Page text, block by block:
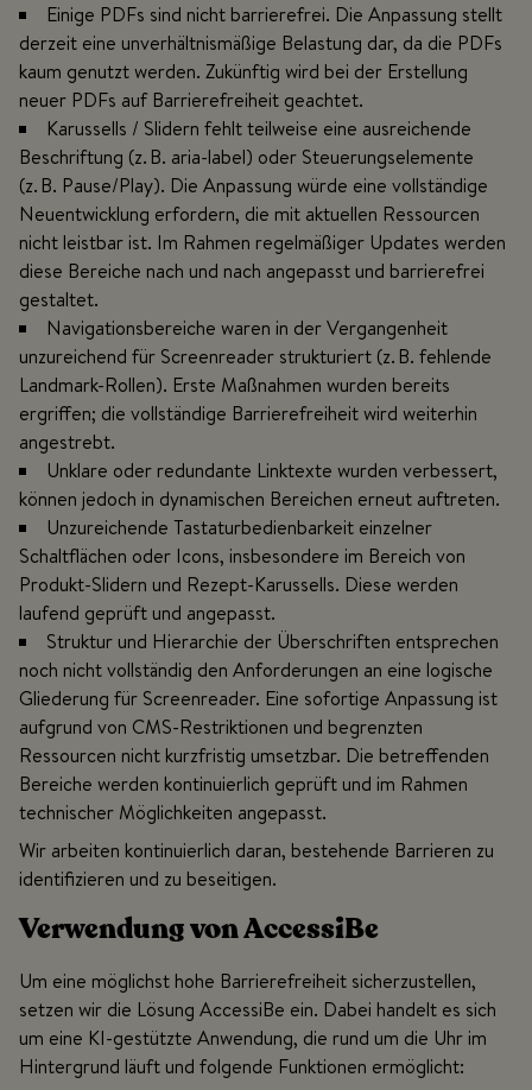
Einige PDFs sind nicht barrierefrei. Die Anpassung stellt
derzeit eine unverhältnismäßige Belastung dar, da die PDFs
kaum genutzt werden. Zukünftig wird bei der Erstellung
neuer PDFs auf Barrierefreiheit geachtet.
Karussells / Slidern fehlt teilweise eine ausreichende
Beschriftung (z. B. aria-label) oder Steuerungselemente
(z. B. Pause/Play). Die Anpassung würde eine vollständige
Neuentwicklung erfordern, die mit aktuellen Ressourcen
nicht leistbar ist. Im Rahmen regelmäßiger Updates werden
diese Bereiche nach und nach angepasst und barrierefrei
gestaltet.
Navigationsbereiche waren in der Vergangenheit
unzureichend für Screenreader strukturiert (z. B. fehlende
Landmark-Rollen). Erste Maßnahmen wurden bereits
ergriffen; die vollständige Barrierefreiheit wird weiterhin
angestrebt.
Unklare oder redundante Linktexte wurden verbessert,
können jedoch in dynamischen Bereichen erneut auftreten.
Unzureichende Tastaturbedienbarkeit einzelner
Schaltflächen oder Icons, insbesondere im Bereich von
Produkt-Slidern und Rezept-Karussells. Diese werden
laufend geprüft und angepasst.
Struktur und Hierarchie der Überschriften entsprechen
noch nicht vollständig den Anforderungen an eine logische
Gliederung für Screenreader. Eine sofortige Anpassung ist
aufgrund von CMS-Restriktionen und begrenzten
Ressourcen nicht kurzfristig umsetzbar. Die betreffenden
Bereiche werden kontinuierlich geprüft und im Rahmen
technischer Möglichkeiten angepasst.
Wir arbeiten kontinuierlich daran, bestehende Barrieren zu
identifizieren und zu beseitigen.
Verwendung von AccessiBe
Um eine möglichst hohe Barrierefreiheit sicherzustellen,
setzen wir die Lösung AccessiBe ein. Dabei handelt es sich
um eine KI-gestützte Anwendung, die rund um die Uhr im
Hintergrund läuft und folgende Funktionen ermöglicht: